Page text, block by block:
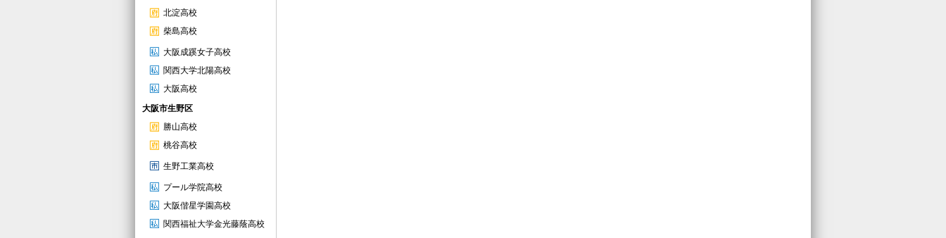
北淀高校
柴島高校
大阪成蹊女子高校
関西大学北陽高校
大阪高校
大阪市生野区
勝山高校
桃谷高校
生野工業高校
プール学院高校
大阪偕星学園高校
関西福祉大学金光藤蔭高校